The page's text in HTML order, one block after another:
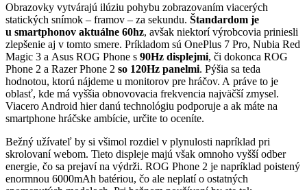
Obrazovky vytvárajú ilúziu pohybu zobrazovaním viacerých
statických snímok – framov – za sekundu. Štandardom je
u smartphonov aktuálne 60hz, avšak niektorí výrobcovia priniesli
zlepšenie aj v tomto smere. Príkladom sú OnePlus 7 Pro, Nubia Red
Magic 3 a Asus ROG Phone s 90Hz displejmi, či dokonca ROG
Phone 2 a Razer Phone 2 so 120Hz panelmi. Pýšia sa teda
hodnotou, ktorú nájdeme u monitorov pre hráčov. A práve to je
oblasť, kde má vyššia obnovovacia frekvencia najväčší zmysel.
Viacero Android hier danú technológiu podporuje a ak máte na
smartphone hráčske ambície, určite to oceníte.
Bežný užívateľ by si všimol rozdiel v plynulosti napríklad pri
skrolovaní webom. Tieto displeje majú však omnoho vyšší odber
energie, čo sa prejaví na výdrži. ROG Phone 2 je napríklad poistený
enormnou 6000mAh batériou, čo ale neplatí o ostatných